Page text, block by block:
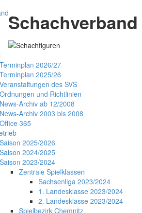
Schachverband
Terminplan 2026/27
Terminplan 2025/26
Veranstaltungen des SVS
Ordnungen und Richtlinien
News-Archiv ab 12/2008
News-Archiv 2003 bis 2008
Office 365
Saison 2025/2026
Saison 2024/2025
Saison 2023/2024
Zentrale Spielklassen
Sachsenliga 2023/2024
1. Landesklasse 2023/2024
2. Landesklasse 2023/2024
Spielbezirk Chemnitz